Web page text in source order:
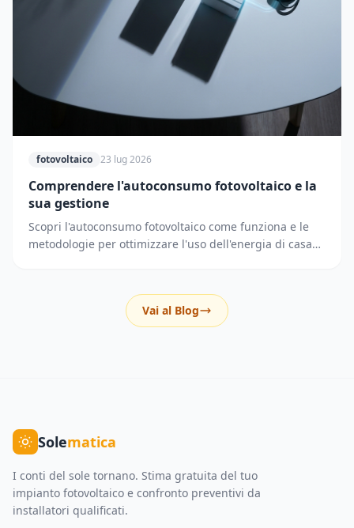
fotovoltaico 23 lug 2026
Comprendere l'autoconsumo fotovoltaico e la
sua gestione
Scopri l'autoconsumo fotovoltaico come funziona e le
metodologie per ottimizzare l'uso dell'energia di casa
Vai al Blog
Solematica
I conti del sole tornano. Stima gratuita del tuo
impianto fotovoltaico e confronto preventivi da
installatori qualificati.